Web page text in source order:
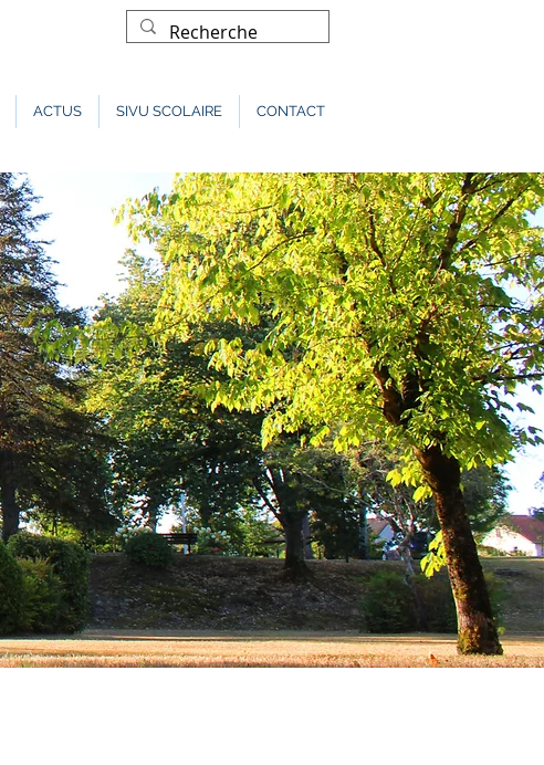
ACTUS SIVU SCOLAIRE CONTACT